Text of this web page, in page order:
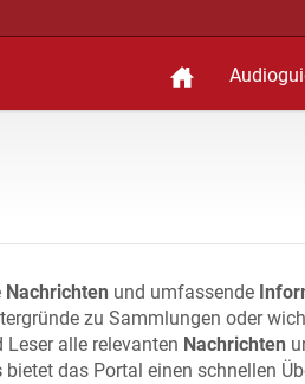
Nachrichten und umfassende
zu Sammlungen oder
alle relevanten Nachrichten
bietet das Portal einen schnellen